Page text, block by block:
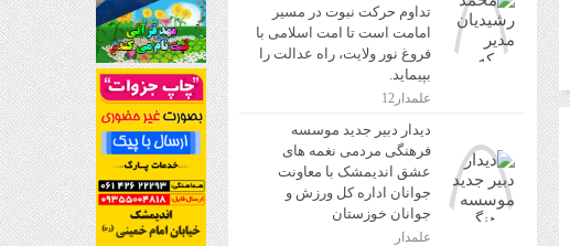
تداوم حرکت نبوت در مسیر
امامت است تا امت اسلامی با
فروغ نور ولایت، راه عدالت را
بپیماید.
علمدار12
دیدار دبیر جدید موسسه
فرهنگی مردمی نغمه های
عشق اندیمشک با معاونت
جوانان اداره کل ورزش و
جوانان خوزستان
علمدار